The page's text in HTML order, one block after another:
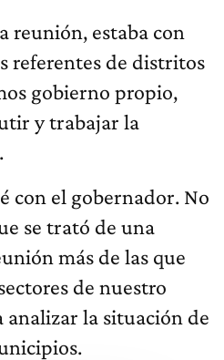
reunión, estaba con
referentes de distritos
gobierno propio,
y trabajar la
con el gobernador. No
se trató de una
más de las que
de nuestro
la situación de